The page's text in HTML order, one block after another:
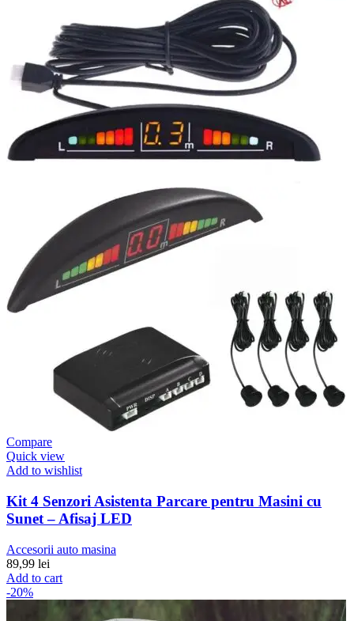
Compare
Quick view
Add to wishlist
Kit 4 Senzori Asistenta Parcare pentru Masini cu
Sunet – Afisaj LED
Accesorii auto masina
89,99 lei
Add to cart
-20%